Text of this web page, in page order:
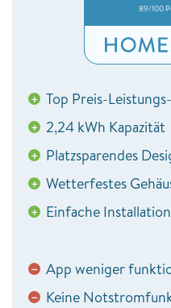
89/100
+ Top Preis-
+ 2,24 kWh Kapazität
+ Platzsparendes
+ Wetterfestes
+ Einfache Installation
− App weniger
− Keine